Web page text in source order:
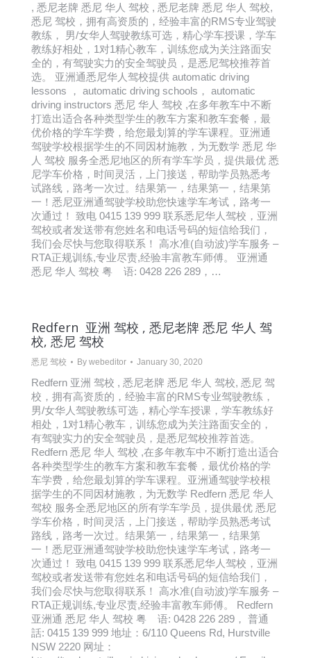
, 悉尼老牌 悉尼 华人 驾校 , 悉尼老牌 悉尼 华人 驾校,
悉尼 驾校，拥有高资质的，经验丰富的RMS专业驾驶
教练， 男/女华人驾驶教练可选，精心学车授课，学车
教练好相处，1对1精心教车，训练您成为关注路面安
全的，有驾驶实力的安全驾驶员，是悉尼驾校推荐首
选。 亚洲通悉尼华人驾校提供 automatic driving
lessons ， automatic driving schools， automatic
driving instructors 悉尼 华人 驾校 ,在多年教车中不断
打造出适合各种类型学生的教车方案和教车套餐，最
优价格的学车学费，给您最划算的学车课程。亚洲通
驾驶学校根据学生的不同因材施教，为无数学 悉尼 华
人 驾校 服务全悉尼地区的所有学车学员，提供最优 悉
尼学车价格，时间灵活，上门接送，帮助学员熟悉考
试路线，路考一次过。结果第一，结果第一，结果第
一！悉尼亚洲通驾驶学校助您快速学车考试，路考一
次通过！ 致电 0415 139 999 联系悉尼华人驾校，亚洲
驾校或者发送带有您姓名和电话号码的短信给我们，
我们会尽快与您取得联系！ 高水准(自动波)学车服务 –
RTA正规训练,专业尽责,经验丰富教车师傅。 亚洲通
悉尼 华人 驾校 粤 语: 0428 226 289，…
Redfern 亚洲 驾校 , 悉尼老牌 悉尼 华人 驾
校, 悉尼 驾校
悉尼 驾校 By webeditor January 30, 2020
Redfern 亚洲 驾校 , 悉尼老牌 悉尼 华人 驾校, 悉尼 驾
校，拥有高资质的，经验丰富的RMS专业驾驶教练，
男/女华人驾驶教练可选，精心学车授课，学车教练好
相处，1对1精心教车，训练您成为关注路面安全的，
有驾驶实力的安全驾驶员，是悉尼驾校推荐首选。
Redfern 悉尼 华人 驾校 ,在多年教车中不断打造出适合
各种类型学生的教车方案和教车套餐，最优价格的学
车学费，给您最划算的学车课程。亚洲通驾驶学校根
据学生的不同因材施教，为无数学 Redfern 悉尼 华人
驾校 服务全悉尼地区的所有学车学员，提供最优 悉尼
学车价格，时间灵活，上门接送，帮助学员熟悉考试
路线，路考一次过。结果第一，结果第一，结果第
一！悉尼亚洲通驾驶学校助您快速学车考试，路考一
次通过！ 致电 0415 139 999 联系悉尼华人驾校，亚洲
驾校或者发送带有您姓名和电话号码的短信给我们，
我们会尽快与您取得联系！ 高水准(自动波)学车服务 –
RTA正规训练,专业尽责,经验丰富教车师傅。 Redfern
亚洲通 悉尼 华人 驾校 粤 语: 0428 226 289， 普通
話: 0415 139 999 地址：6/110 Queens Rd, Hurstville
NSW 2220 网址：